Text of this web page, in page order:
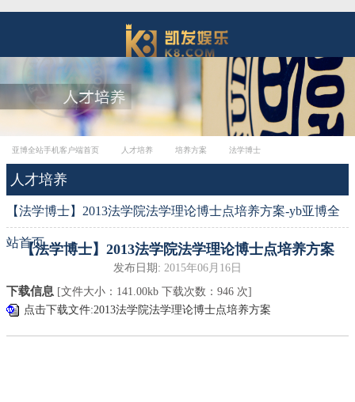
亚博全站手机客户端首页 人才培养 培养方案 法学博士
人才培养
【法学博士】2013法学院法学理论博士点培养方案-yb亚博全
站首页
【法学博士】2013法学院法学理论博士点培养方案
发布日期: 2015年06月16日
下载信息 [文件大小： 141.00kb 下载次数： 946 次]
点击下载文件:2013法学院法学理论博士点培养方案